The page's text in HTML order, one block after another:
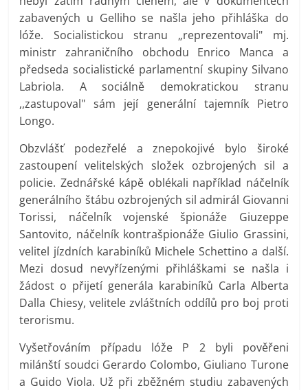
zabavených u Gelliho se našla jeho přihláška do
lóže. Socialistickou stranu „reprezentovali" mj.
ministr zahraničního obchodu Enrico Manca a
předseda socialistické parlamentní skupiny Silvano
Labriola. A sociálně demokratickou stranu
,,zastupoval" sám její generální tajemník Pietro
Longo.
Obzvlášť podezřelé a znepokojivé bylo široké
zastoupení velitelských složek ozbrojených sil a
policie. Zednářské kápě oblékali například náčelník
generálního štábu ozbrojených sil admirál Giovanni
Torissi, náčelník vojenské špionáže Giuzeppe
Santovito, náčelník kontrašpionáže Giulio Grassini,
velitel jízdních karabiníků Michele Schettino a další.
Mezi dosud nevyřízenými přihláškami se našla i
žádost o přijetí generála karabiníků Carla Alberta
Dalla Chiesy, velitele zvláštních oddílů pro boj proti
terorismu.
Vyšetřováním případu lóže P 2 byli pověřeni
milánští soudci Gerardo Colombo, Giuliano Turone
a Guido Viola. Už při zběžném studiu zabavených